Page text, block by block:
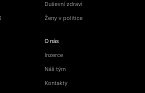
Duševní zdraví
Ženy v politice
O nás
Inzerce
Náš tým
Kontakty